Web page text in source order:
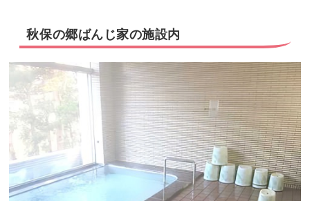
秋保の郷ばんじ家の施設内